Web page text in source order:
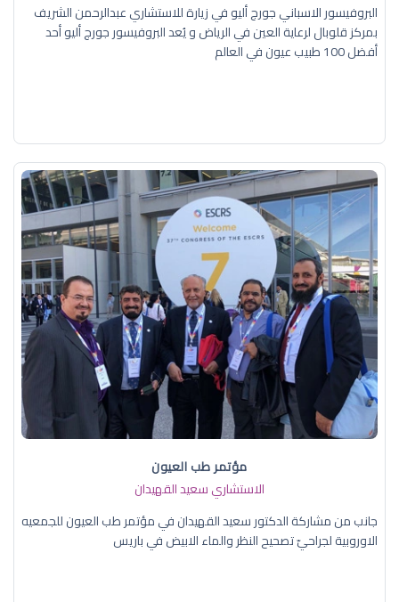
البروفيسور الاسباني جورج أليو في زيارة للاستشاري عبدالرحمن الشريف
بمركز قلوبال لرعاية العين في الرياض و يُعد البروفيسور جورج أليو أحد
أفضل 100 طبيب عيون في العالم
مؤتمر طب العيون
الاستشاري سعيد القهيدان
جانب من مشاركة الدكتور سعيد القهيدان في مؤتمر طب العيون للجمعيه
الاوروبية لجراحيّ تصحيح النظر والماء الابيض في باريس